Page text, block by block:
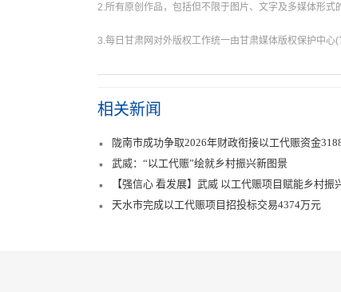
2.所有原创作品，包括但不限于图片、文字及多媒体形
3.每日甘肃网对外版权工作统一由甘肃媒体版权保护中
相关新闻
陇南市成功争取2026年财政衔接以工代赈资金
武威：“以工代赈”绘就乡村振兴新图景
【强信心 看发展】武威 以工代赈项目赋能乡村振
天水市完成以工代赈项目招投标交易4374万元